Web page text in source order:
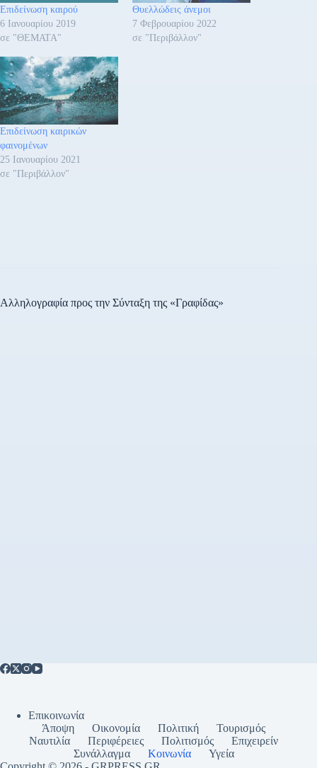
Επιδείνωση καιρού
6 Ιανουαρίου 2019
σε "ΘΕΜΑΤΑ"
Θυελλώδεις άνεμοι
7 Φεβρουαρίου 2022
σε "Περιβάλλον"
Επιδείνωση καιρικών
φαινομένων
25 Ιανουαρίου 2021
σε "Περιβάλλον"
Αλληλογραφία προς την Σύνταξη της «Γραφίδας»
Επικοινωνία
Άποψη
Οικονομία Πολιτική
Τουρισμός
Ναυτιλία
Περιφέρειες Πολιτισμός
Επιχειρείν
Συνάλλαγμα
Κοινωνία
Υγεία